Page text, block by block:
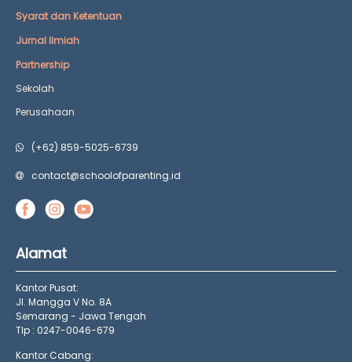
Syarat dan Ketentuan
Jurnal Ilmiah
Partnership
Sekolah
Perusahaan
(+62) 859-5025-6739
contact@schoolofparenting.id
Alamat
Kantor Pusat:
Jl. Mangga V No. 8A
Semarang - Jawa Tengah
Tlp : 0247-0046-679
Kantor Cabang: